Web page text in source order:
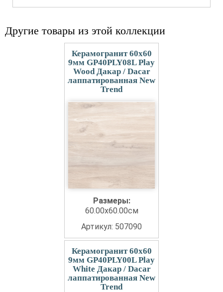
Другие товары из этой коллекции
Керамогранит 60x60
9мм GP40PLY08L Play
Wood Дакар / Dacar
лаппатированная New
Trend
Размеры:
60.00x60.00см
Артикул: 507090
Керамогранит 60x60
9мм GP40PLY00L Play
White Дакар / Dacar
лаппатированная New
Trend